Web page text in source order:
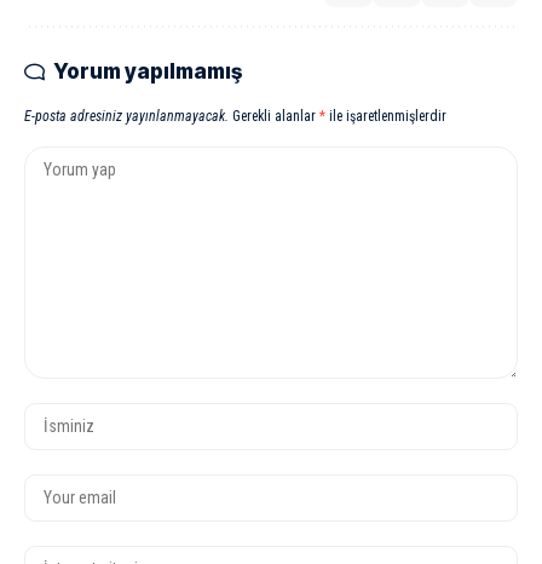
Yorum yapılmamış
E-posta adresiniz yayınlanmayacak. Gerekli alanlar * ile işaretlenmişlerdir